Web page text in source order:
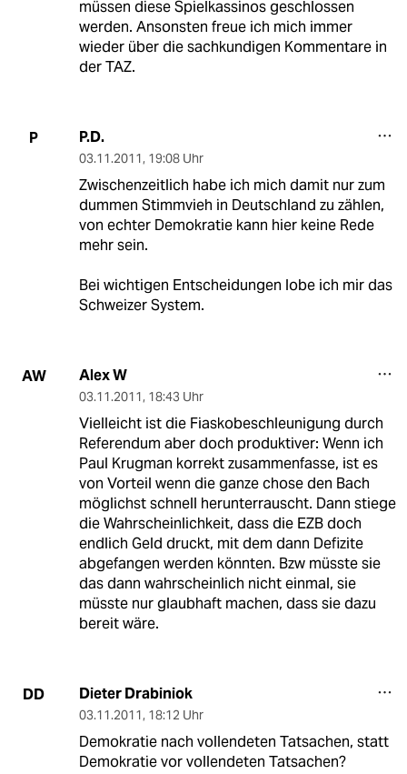
müssen diese Spielkassinos geschlossen
werden. Ansonsten freue ich mich immer
wieder über die sachkundigen Kommentare in
der TAZ.
P P.D.
03.11.2011, 19:08 Uhr
Zwischenzeitlich habe ich mich damit nur zum
dummen Stimmvieh in Deutschland zu zählen,
von echter Demokratie kann hier keine Rede
mehr sein.
Bei wichtigen Entscheidungen lobe ich mir das
Schweizer System.
AW Alex W
03.11.2011, 18:43 Uhr
Vielleicht ist die Fiaskobeschleunigung durch
Referendum aber doch produktiver: Wenn ich
Paul Krugman korrekt zusammenfasse, ist es
von Vorteil wenn die ganze chose den Bach
möglichst schnell herunterrauscht. Dann stiege
die Wahrscheinlichkeit, dass die EZB doch
endlich Geld druckt, mit dem dann Defizite
abgefangen werden könnten. Bzw müsste sie
das dann wahrscheinlich nicht einmal, sie
müsste nur glaubhaft machen, dass sie dazu
bereit wäre.
DD Dieter Drabiniok
03.11.2011, 18:12 Uhr
Demokratie nach vollendeten Tatsachen, statt
Demokratie vor vollendeten Tatsachen?